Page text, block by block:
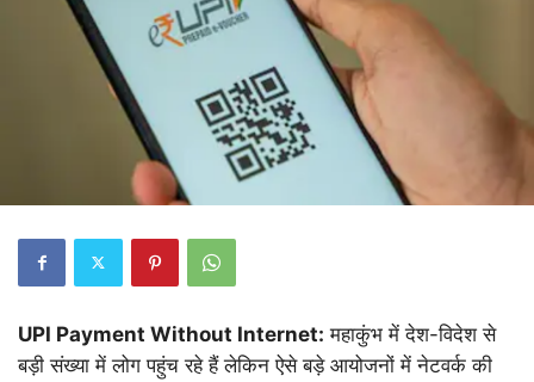
UPI Payment Without Internet: महाकुंभ में देश-विदेश से
बड़ी संख्या में लोग पहुंच रहे हैं लेकिन ऐसे बड़े आयोजनों में नेटवर्क की